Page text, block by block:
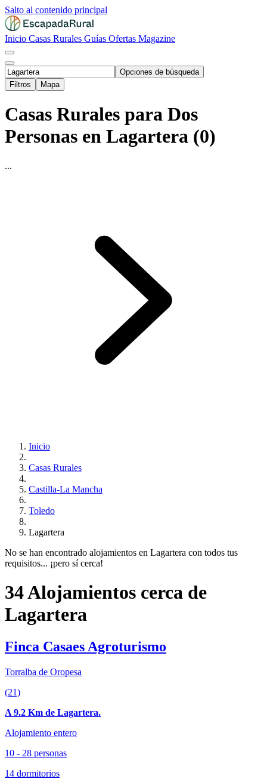
Salto al contenido principal
Inicio Casas Rurales Guías Ofertas Magazine
Opciones de búsqueda
Filtros
Mapa
Casas Rurales para Dos
Personas en Lagartera (0)
...
Inicio
Casas Rurales
Castilla-La Mancha
Toledo
Lagartera
No se han encontrado alojamientos en Lagartera con todos tus
requisitos... ¡pero sí cerca!
34 Alojamientos cerca de
Lagartera
Finca Casaes Agroturismo
Torralba de Oropesa
(21)
A 9.2 Km de Lagartera.
Alojamiento entero
10 - 28 personas
14 dormitorios